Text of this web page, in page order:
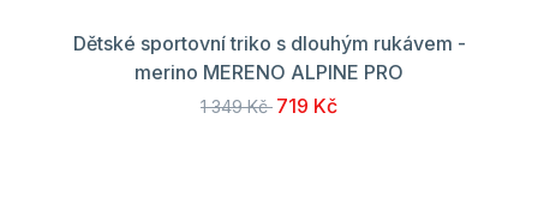
Dětské sportovní triko s dlouhým rukávem -
merino MERENO ALPINE PRO
1 349 Kč 719 Kč